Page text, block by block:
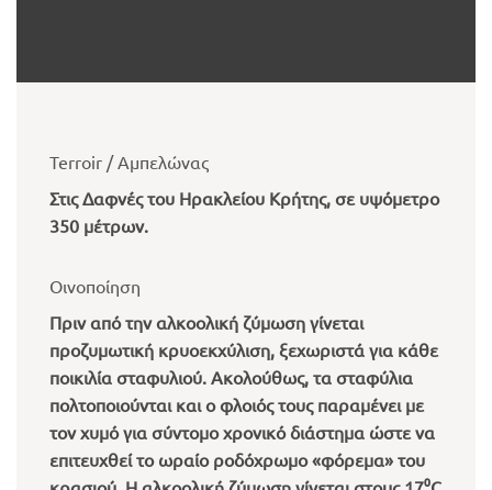
Terroir / Αμπελώνας
Στις Δαφνές του Ηρακλείου Κρήτης, σε υψόμετρο
350 μέτρων.
Οινοποίηση
Πριν από την αλκοολική ζύμωση γίνεται
προζυμωτική κρυοεκχύλιση, ξεχωριστά για κάθε
ποικιλία σταφυλιού. Ακολούθως, τα σταφύλια
πολτοποιούνται και ο φλοιός τους παραμένει με
τον χυμό για σύντομο χρονικό διάστημα ώστε να
επιτευχθεί το ωραίο ροδόχρωμο «φόρεμα» του